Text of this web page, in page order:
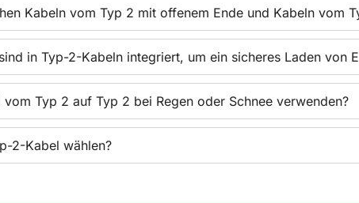
Kabeln vom Typ 2 mit offenem Ende und Kabeln vom
in Typ-2-Kabeln integriert, um ein sicheres Laden von
Typ 2 auf Typ 2 bei Regen oder Schnee verwenden?
2-Kabel wählen?